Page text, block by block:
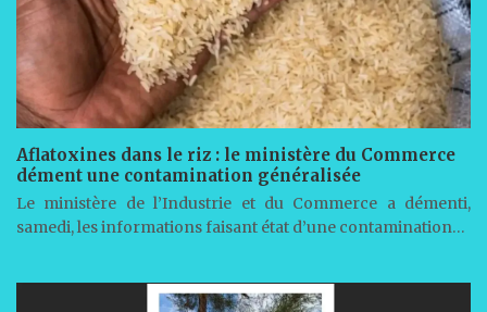
Aflatoxines dans le riz : le ministère du Commerce
dément une contamination généralisée
Le ministère de l’Industrie et du Commerce a démenti,
samedi, les informations faisant état d’une contamination…